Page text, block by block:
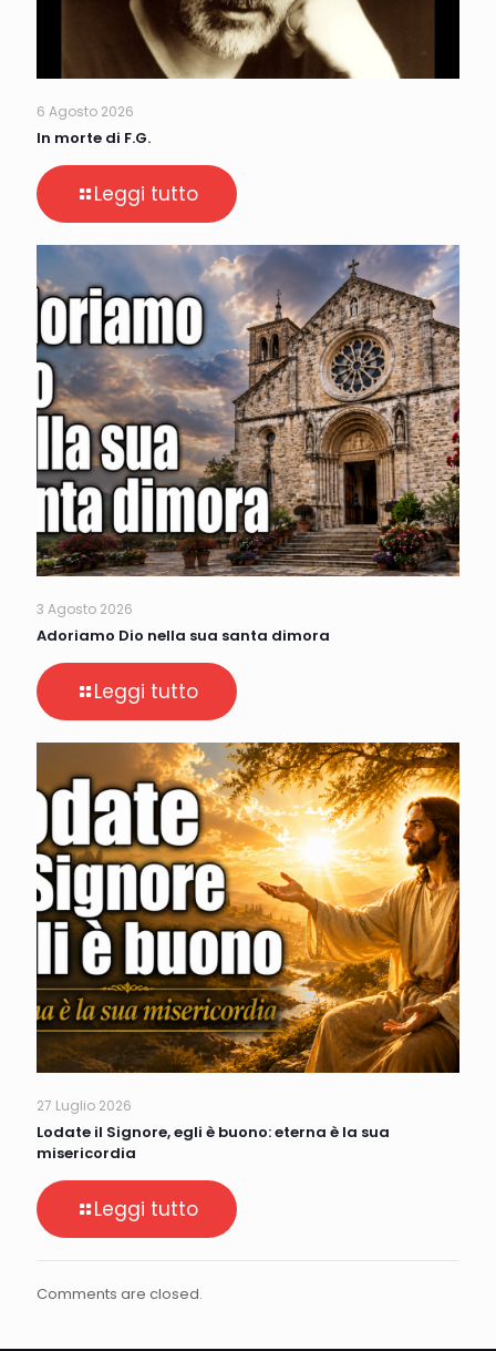
6 Agosto 2026
In morte di F.G.
Leggi tutto
3 Agosto 2026
Adoriamo Dio nella sua santa dimora
Leggi tutto
27 Luglio 2026
Lodate il Signore, egli è buono: eterna è la sua
misericordia
Leggi tutto
Comments are closed.